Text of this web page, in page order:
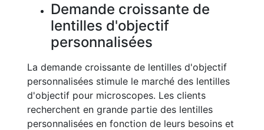
Demande croissante de
lentilles d'objectif
personnalisées
La demande croissante de lentilles d'objectif
personnalisées stimule le marché des lentilles
d'objectif pour microscopes. Les clients
recherchent en grande partie des lentilles
personnalisées en fonction de leurs besoins et